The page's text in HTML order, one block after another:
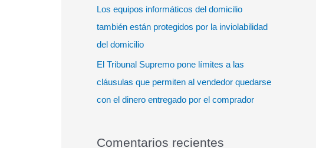
Los equipos informáticos del domicilio
también están protegidos por la inviolabilidad
del domicilio
El Tribunal Supremo pone límites a las
cláusulas que permiten al vendedor quedarse
con el dinero entregado por el comprador
Comentarios recientes